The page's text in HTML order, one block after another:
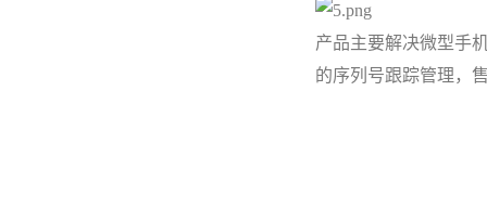
产品主要解决微型手
的序列号跟踪管理，